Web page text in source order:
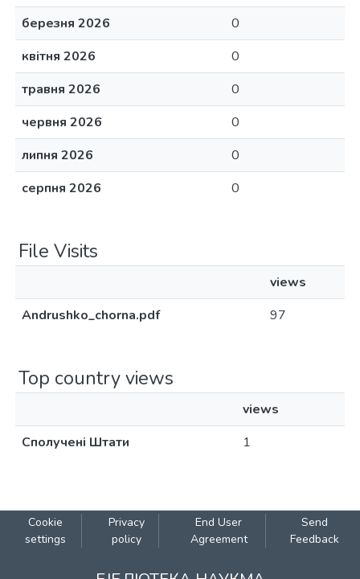
березня 2026
0
квітня 2026
0
травня 2026
0
червня 2026
0
липня 2026
0
серпня 2026
0
File Visits
views
Andrushko_chorna.pdf
97
Top country views
views
Сполучені Штати
1
Cookie
settings
Privacy
policy
End User
Agreement
Send
Feedback